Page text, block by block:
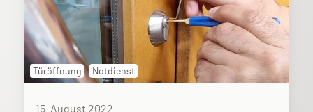
Türöffnung Notdienst
15. August 2022